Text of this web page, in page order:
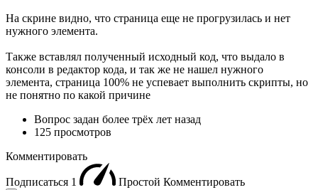
На скрине видно, что страница еще не прогрузилась и нет
нужного элемента.
Также вставлял полученный исходный код, что выдало в
консоли в редактор кода, и так же не нашел нужного
элемента, страница 100% не успевает выполнить скрипты, но
не понятно по какой причине
Вопрос задан более трёх лет назад
125 просмотров
Комментировать
Подписаться 1 Простой Комментировать